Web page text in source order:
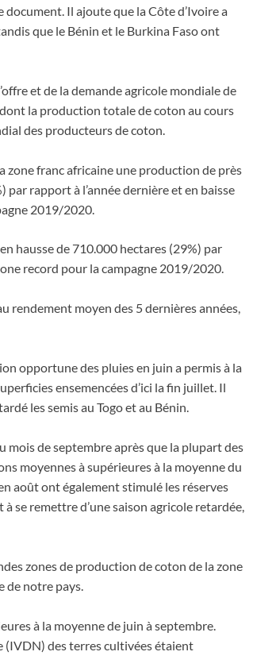
Il ajoute que la Côte d’Ivoire a
que le Bénin et le Burkina Faso ont
et de la demande agricole mondiale de
la production totale de coton au cours
des producteurs de coton.
zone franc africaine une production de près
par rapport à l’année dernière et en baisse
2019/2020.
hausse de 710.000 hectares (29%) par
record pour la campagne 2019/2020.
rendement moyen des 5 dernières années,
opportune des pluies en juin a permis à la
ensemencées d’ici la fin juillet. Il
les semis au Togo et au Bénin.
mois de septembre après que la plupart des
moyennes à supérieures à la moyenne du
août ont également stimulé les réserves
se remettre d’une saison agricole retardée,
zones de production de coton de la zone
de notre pays.
à la moyenne de juin à septembre.
(IVDN) des terres cultivées étaient